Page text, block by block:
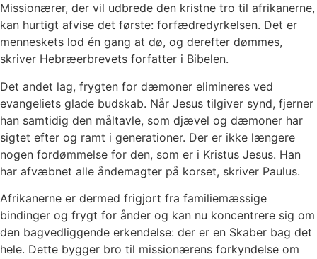
Missionærer, der vil udbrede den kristne tro til afrikanerne,
kan hurtigt afvise det første: forfædredyrkelsen. Det er
menneskets lod én gang at dø, og derefter dømmes,
skriver Hebræerbrevets forfatter i Bibelen.
Det andet lag, frygten for dæmoner elimineres ved
evangeliets glade budskab. Når Jesus tilgiver synd, fjerner
han samtidig den måltavle, som djævel og dæmoner har
sigtet efter og ramt i generationer. Der er ikke længere
nogen fordømmelse for den, som er i Kristus Jesus. Han
har afvæbnet alle åndemagter på korset, skriver Paulus.
Afrikanerne er dermed frigjort fra familiemæssige
bindinger og frygt for ånder og kan nu koncentrere sig om
den bagvedliggende erkendelse: der er en Skaber bag det
hele. Dette bygger bro til missionærens forkyndelse om